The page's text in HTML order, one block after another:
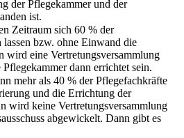
der Pflegekammer und der
ist.
Zeitraum sich 60 % der
bzw. ohne Einwand die
wird eine Vertretungsversammlung
dann errichtet sein.
mehr als 40 % der Pflegefachkräfte
und die Errichtung der
wird keine Vertretungsversammlung
abgewickelt. Dann gibt es